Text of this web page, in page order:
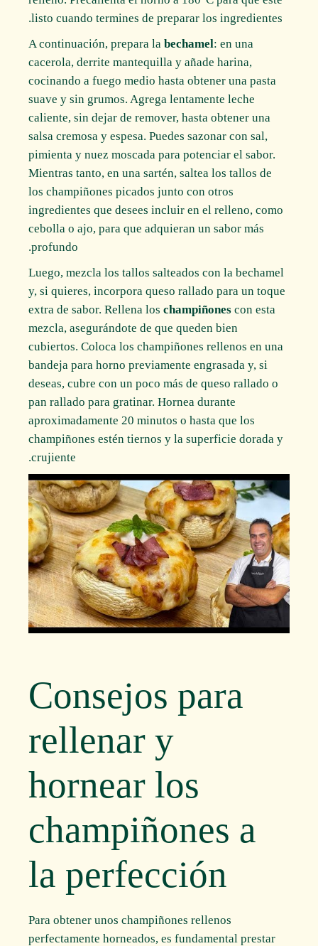
listo cuando termines de preparar los ingredientes.
A continuación, prepara labechamel: en una
cacerola, derrite mantequilla y añade harina,
cocinando a fuego medio hasta obtener una pasta
suave y sin grumos. Agrega lentamente leche
caliente, sin dejar de remover, hasta obtener una
salsa cremosa y espesa. Puedes sazonar con sal,
pimienta y nuez moscada para potenciar el sabor.
Mientras tanto, en una sartén, saltea los tallos de
los champiñones picados junto con otros
ingredientes que desees incluir en el relleno, como
cebolla o ajo, para que adquieran un sabor más
profundo.
Luego, mezcla los tallos salteados con la bechamel
y, si quieres, incorpora queso rallado para un toque
extra de sabor. Rellena loschampiñones con esta
mezcla, asegurándote de que queden bien
cubiertos. Coloca los champiñones rellenos en una
bandeja para horno previamente engrasada y, si
deseas, cubre con un poco más de queso rallado o
pan rallado para gratinar. Hornea durante
aproximadamente 20 minutos o hasta que los
champiñones estén tiernos y la superficie dorada y
crujiente.
Consejos para
rellenar y
hornear los
champiñones a
la perfección
Para obtener unos champiñones rellenos
perfectamente horneados, es fundamental prestar